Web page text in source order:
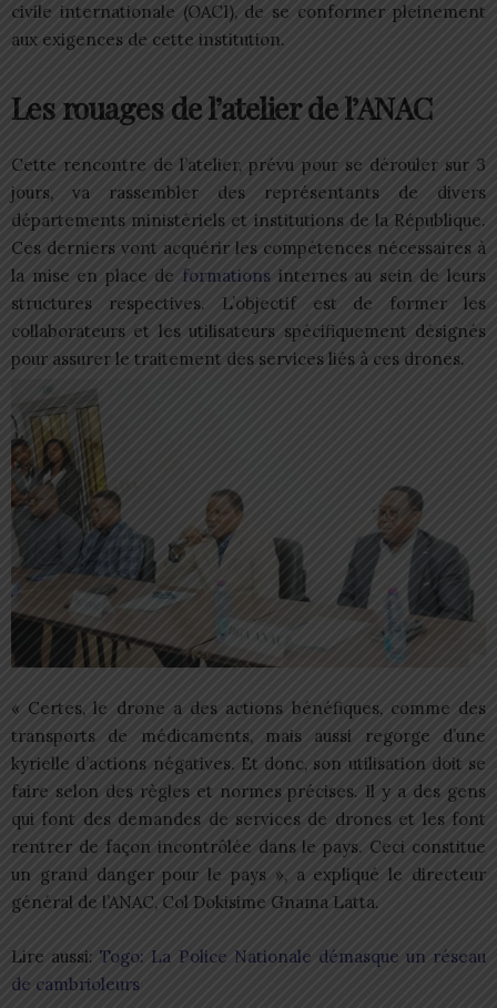
civile internationale (OACI), de se conformer pleinement
aux exigences de cette institution.
Les rouages de l’atelier de l’ANAC
Cette rencontre de l’atelier, prévu pour se dérouler sur 3
jours, va rassembler des représentants de divers
départements ministériels et institutions de la République.
Ces derniers vont acquérir les compétences nécessaires à
la mise en place de formations internes au sein de leurs
structures respectives. L’objectif est de former les
collaborateurs et les utilisateurs spécifiquement désignés
pour assurer le traitement des services liés à ces drones.
« Certes, le drone a des actions bénéfiques, comme des
transports de médicaments, mais aussi regorge d’une
kyrielle d’actions négatives. Et donc, son utilisation doit se
faire selon des règles et normes précises. Il y a des gens
qui font des demandes de services de drones et les font
rentrer de façon incontrôlée dans le pays. Ceci constitue
un grand danger pour le pays », a expliqué le directeur
général de l’ANAC, Col Dokisime Gnama Latta.
Lire aussi:Togo: La Police Nationale démasque un réseau
de cambrioleurs